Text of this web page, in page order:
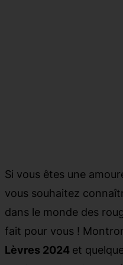
Si vous êtes une
vous souhaitez
dans le monde des
fait pour vous !
Lèvres 2024 et